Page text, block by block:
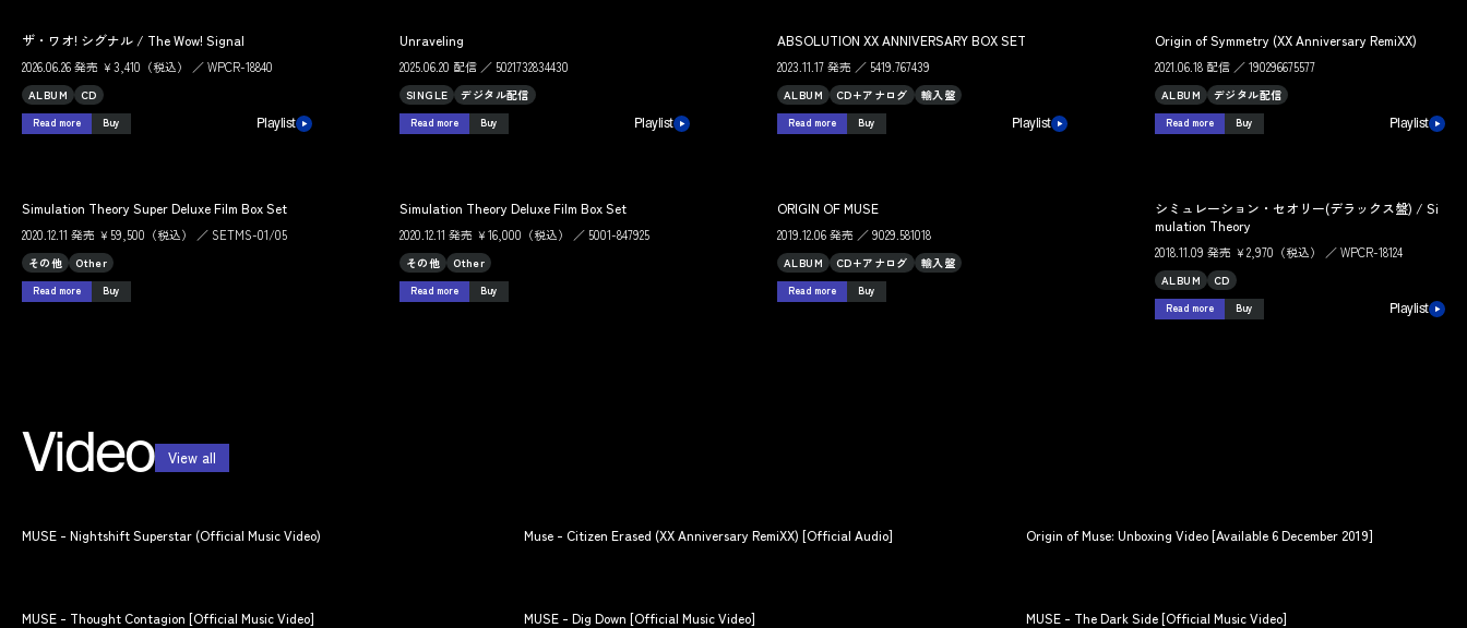
ザ・ワオ! シグナル / The Wow! Signal
2026.06.26 発売 ￥3,410（税込） ／ WPCR-18840
ALBUM CD
Read more Buy Playlist
Unraveling
2025.06.20 配信 ／ 5021732834430
SINGLE デジタル配信
Read more Buy Playlist
ABSOLUTION XX ANNIVERSARY BOX SET
2023.11.17 発売 ／ 5419.767439
ALBUM CD+アナログ 輸入盤
Read more Buy Playlist
Origin of Symmetry (XX Anniversary RemiXX)
2021.06.18 配信 ／ 190296675577
ALBUM デジタル配信
Read more Buy Playlist
Simulation Theory Super Deluxe Film Box Set
2020.12.11 発売 ￥59,500（税込） ／ SETMS-01/05
その他 Other
Read more Buy
Simulation Theory Deluxe Film Box Set
2020.12.11 発売 ￥16,000（税込） ／ 5001-847925
その他 Other
Read more Buy
ORIGIN OF MUSE
2019.12.06 発売 ／ 9029.581018
ALBUM CD+アナログ 輸入盤
Read more Buy
シミュレーション・セオリー(デラックス盤) / Si
mulation Theory
2018.11.09 発売 ￥2,970（税込） ／ WPCR-18124
ALBUM CD
Read more Buy Playlist
Video View all
MUSE - Nightshift Superstar (Official Music Video) Muse - Citizen Erased (XX Anniversary RemiXX) [Official Audio] Origin of Muse: Unboxing Video [Available 6 December 2019]
MUSE - Thought Contagion [Official Music Video] MUSE - Dig Down [Official Music Video] MUSE - The Dark Side [Official Music Video]